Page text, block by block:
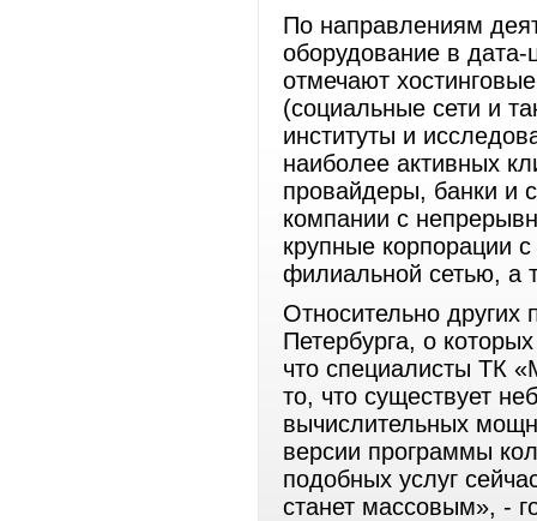
По направлениям
оборудование в
отмечают
(социальные сети и
институты и
наиболее активных
провайдеры, банки и
компании с
крупные корпорации
филиальной сетью, а
Относительно других
Петербурга, о
что специалисты ТК
то, что существует
вычислительных
версии программы
подобных услуг
станет массовым», -